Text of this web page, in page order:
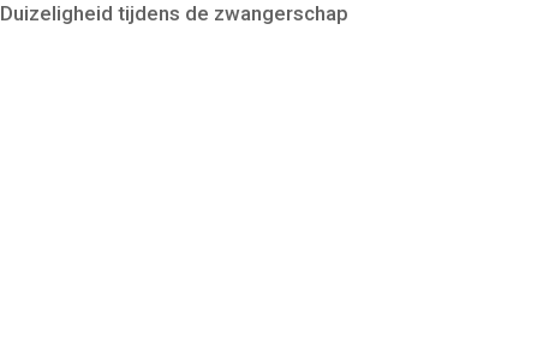
Duizeligheid tijdens de zwangerschap